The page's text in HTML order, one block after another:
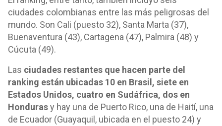
ciudades colombianas entre las más peligrosas del
mundo. Son Cali (puesto 32), Santa Marta (37),
Buenaventura (43), Cartagena (47), Palmira (48) y
Cúcuta (49).
Las ciudades restantes que hacen parte del
ranking están ubicadas 10 en Brasil, siete en
Estados Unidos, cuatro en Sudáfrica, dos en
Hondurasy hay una de Puerto Rico, una de Haití, una
de Ecuador (Guayaquil, ubicada en el puesto 24) y